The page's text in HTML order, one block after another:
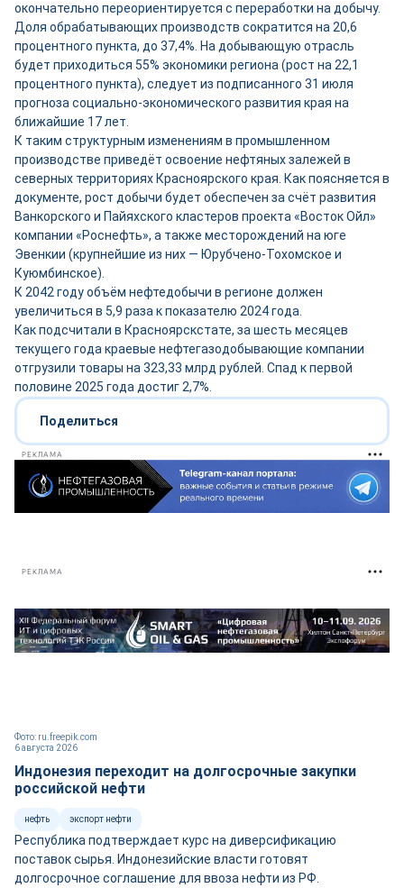
окончательно переориентируется с переработки на добычу.
Доля обрабатывающих производств сократится на 20,6
процентного пункта, до 37,4%. На добывающую отрасль
будет приходиться 55% экономики региона (рост на 22,1
процентного пункта), следует из подписанного 31 июля
прогноза социально-экономического развития края на
ближайшие 17 лет.
К таким структурным изменениям в промышленном
производстве приведёт освоение нефтяных залежей в
северных территориях Красноярского края. Как поясняется в
документе, рост добычи будет обеспечен за счёт развития
Ванкорского и Пайяхского кластеров проекта «Восток Ойл»
компании «Роснефть», а также месторождений на юге
Эвенкии (крупнейшие из них — Юрубчено-Тохомское и
Куюмбинское).
К 2042 году объём нефтедобычи в регионе должен
увеличиться в 5,9 раза к показателю 2024 года.
Как подсчитали в Красноярскстате, за шесть месяцев
текущего года краевые нефтегазодобывающие компании
отгрузили товары на 323,33 млрд рублей. Спад к первой
половине 2025 года достиг 2,7%.
Поделиться
РЕКЛАМА
РЕКЛАМА
6 августа 2026
Фото: ru.freepik.com
Индонезия переходит на долгосрочные закупки
российской нефти
нефть экспорт нефти
Республика подтверждает курс на диверсификацию
поставок сырья. Индонезийские власти готовят
долгосрочное соглашение для ввоза нефти из РФ.